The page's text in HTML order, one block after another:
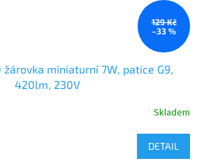
129 Kč
–33 %
žárovka miniaturní 7W, patice G9,
420lm, 230V
Skladem
DETAIL